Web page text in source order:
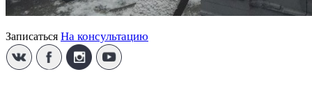
Записаться На консультацию